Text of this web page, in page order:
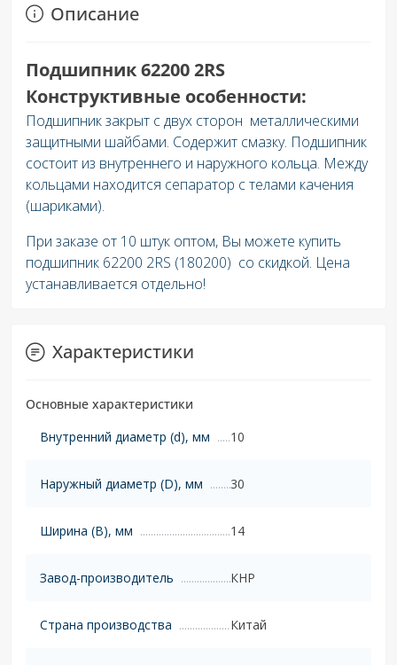
Описание
Подшипник 62200 2RS
Конструктивные особенности:
Подшипник закрыт с двух сторон металлическими
защитными шайбами. Содержит смазку. Подшипник
состоит из внутреннего и наружного кольца. Между
кольцами находится сепаратор с телами качения
(шариками).
При заказе от 10 штук оптом, Вы можете купить
подшипник 62200 2RS (180200) со скидкой. Цена
устанавливается отдельно!
Характеристики
Основные характеристики
Внутренний диаметр (d), мм
10
Наружный диаметр (D), мм 30
Ширина (B), мм 14
Завод-производитель КНР
Страна производства Китай